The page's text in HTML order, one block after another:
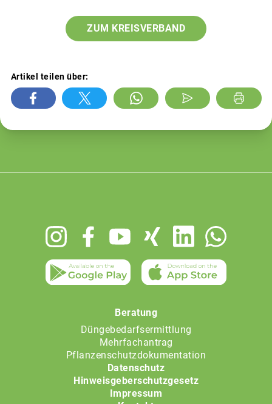
ZUM KREISVERBAND
Artikel teilen über:
Beratung
Düngebedarfsermittlung
Mehrfachantrag
Pflanzenschutzdokumentation
Datenschutz
Hinweisgeberschutzgesetz
Impressum